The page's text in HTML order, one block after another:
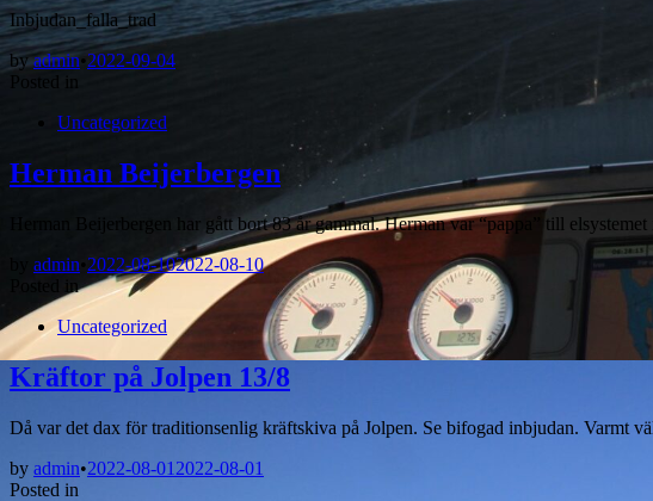
Inbjudan_falla_trad
byadmin•2022-09-04
Posted in
Uncategorized
Herman Beijerbergen
Herman Beijerbergen har gått bort 83 år gammal. Herman var “pappa” till
admin 2022-08-102022-08-10
Posted in
Uncategorized
Kräftor på Jolpen 13/8
Då var det dax för traditionsenlig kräftskiva på Jolpen. Se bifogad inbjudan. Varmt
by admin•2022-08-01 2022-08-01
Posted in